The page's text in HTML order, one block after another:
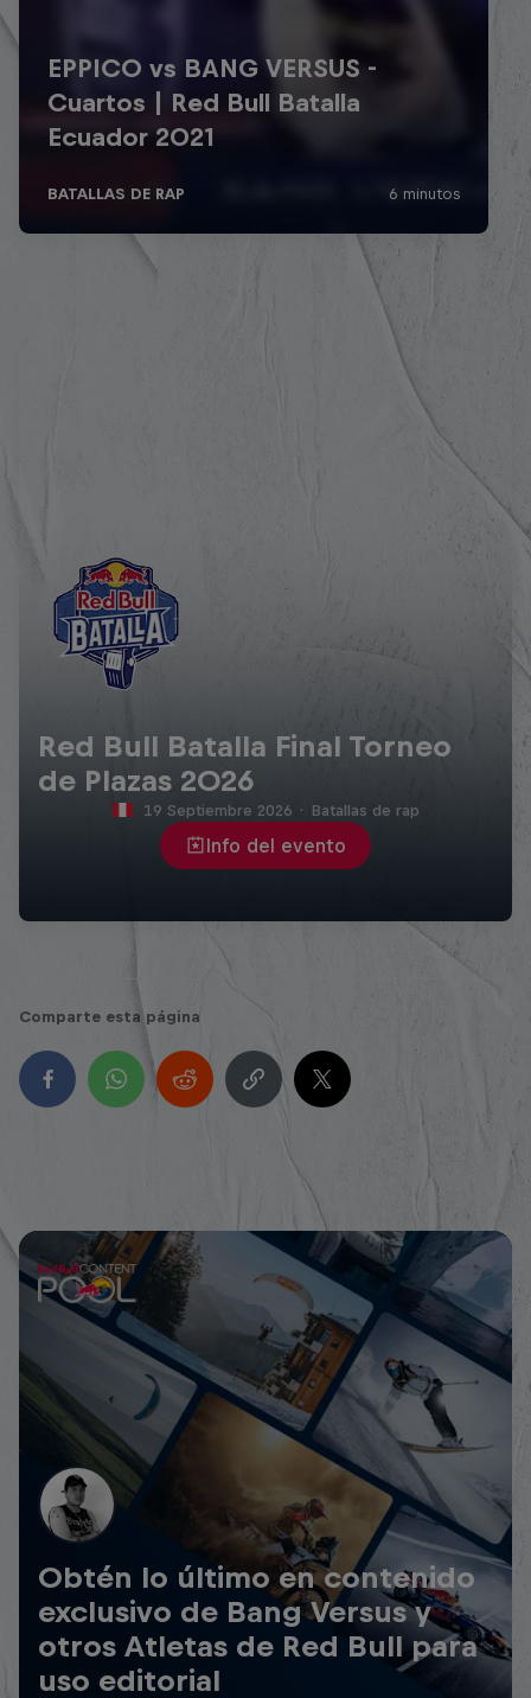
Red Bull Batalla Final Torneo
de Plazas 2026
Info del evento
19 Septiembre 2026 · Batallas de rap
Comparte esta página
Obtén lo último en contenido
exclusivo de Bang Versus y
otros Atletas de Red Bull para
uso editorial